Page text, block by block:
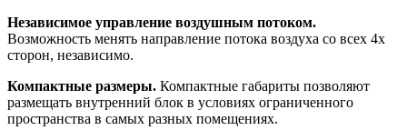
Независимое управление воздушным потоком.
Возможность менять направление потока воздуха со всех 4х
сторон, независимо.
Компактные размеры. Компактные габариты позволяют
размещать внутренний блок в условиях ограниченного
пространства в самых разных помещениях.